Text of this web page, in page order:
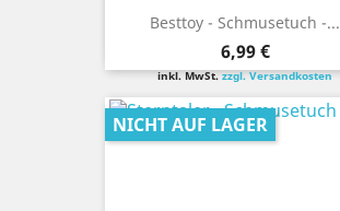
Besttoy - Schmusetuch -...
Preis
6,99 €
inkl. MwSt.zzgl. Versandkosten
NICHT AUF LAGER